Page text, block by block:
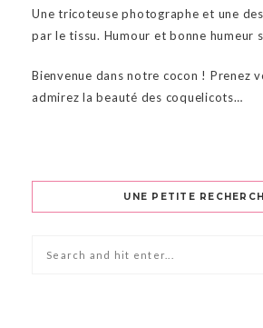
Une tricoteuse photographe et une
par le tissu. Humour et bonne humeur
Bienvenue dans notre cocon ! Prenez
admirez la beauté des coquelicots…
UNE PETITE